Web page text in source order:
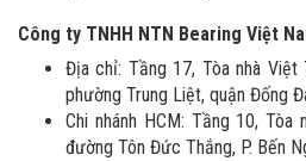
Công ty TNHH NTN Bearing Việt
Địa chỉ: Tầng 17, Tòa nhà Việt
phường Trung Liệt, quận Đống
Chi nhánh HCM: Tầng 10,
đường Tôn Đức Thắng, P. Bến